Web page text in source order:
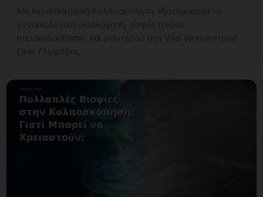
Μη Ικανοποιητική Κολποσκόπηση: εξατομικευμένη
γυναικολογική αξιολόγηση, σαφές πλάνο
παρακολούθησης και ραντεβού στη Vital WomanHood
Clinic Γλυφάδας.